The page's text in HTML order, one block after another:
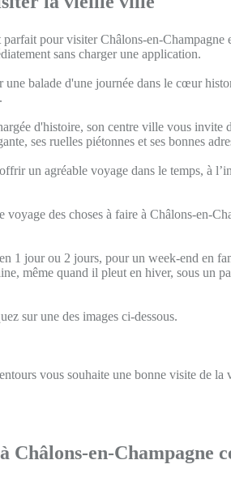
pour visiter Châlons-en-Champagne
sans charger une application.
une balade d'une journée dans le cœur
d'histoire, son centre ville vous invite
ses ruelles piétonnes et ses bonnes
un agréable voyage dans le temps, à
des choses à faire à Châlons-en-
1 jour ou 2 jours, pour un week-end en
même quand il pleut en hiver, sous un
sur une des images ci-dessous.
vous souhaite une bonne visite de la
Châlons-en-Champagne